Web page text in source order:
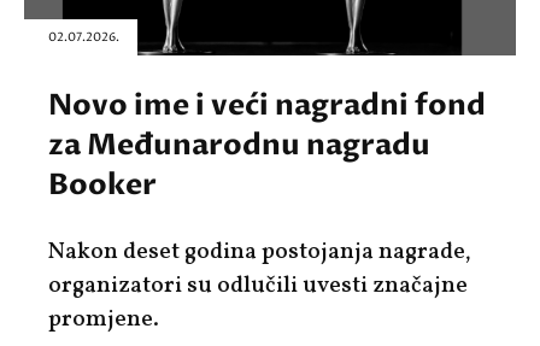
02.07.2026.
Novo ime i veći nagradni fond
za Međunarodnu nagradu
Booker
Nakon deset godina postojanja nagrade,
organizatori su odlučili uvesti značajne
promjene.